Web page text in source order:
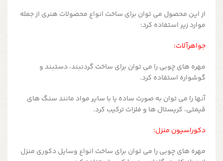
از این محصول می توان برای ساخت انواع محصولات هنری از جمله
موارد زیر استفاده کرد:
جواهرآلات:
مهره های چوبی را می توان برای ساخت گردنبند، دستبند و
گوشواره استفاده کرد.
آنها را می توان به صورت ساده یا با سایر مواد مانند سنگ های
قیمتی، کریستال ها و فلزات ترکیب کرد.
دکوراسیون منزل:
مهره های چوبی را می توان برای ساخت انواع وسایل دکوری منزل